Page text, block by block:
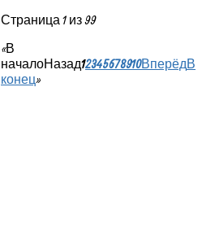
Страница 1 из 99
«В
началоНазад12345678910ВперёдВ
конец»